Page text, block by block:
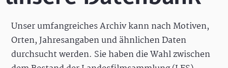
Unser umfangreiches Archiv kann nach Motiven,
Orten, Jahresangaben und ähnlichen Daten
durchsucht werden. Sie haben die Wahl zwischen